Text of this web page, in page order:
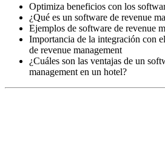
Optimiza beneficios con los
¿Qué es un software de revenue
Ejemplos de software de revenue
Importancia de la integración con
de revenue management
¿Cuáles son las ventajas de un
management en un hotel?